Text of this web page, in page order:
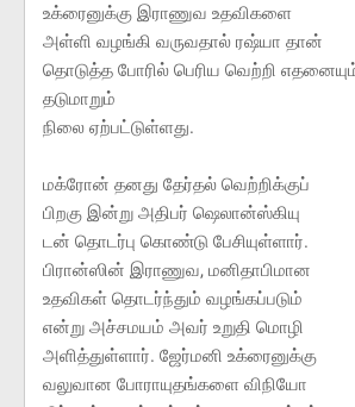
உக்ரைனுக்கு இராணுவ உதவிகளை
அள்ளி வழங்கி வருவதால் ரஷ்யா தான்
தொடுத்த போரில் பெரிய வெற்றி
தடுமாறும்
நிலை ஏற்பட்டுள்ளது.
மக்ரோன் தனது தேர்தல் வெற்றிக்குப்
பிறகு இன்று அதிபர் ஷெலான்ஸ்கியு
டன் தொடர்பு கொண்டு பேசியுள்ளார்.
பிரான்ஸின் இராணுவ, மனிதாபிமான
உதவிகள் தொடர்ந்தும் வழங்கப்படும்
என்று அச்சமயம் அவர் உறுதி மொழி
அளித்துள்ளார். ஜேர்மனி உக்ரைனுக்கு
வலுவான போராயுதங்களை விநியோ